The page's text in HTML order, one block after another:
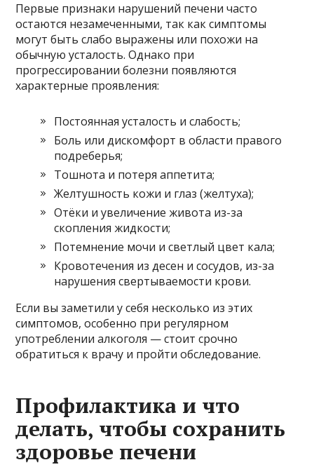
Первые признаки нарушений печени часто
остаются незамеченными, так как симптомы
могут быть слабо выражены или похожи на
обычную усталость. Однако при
прогрессировании болезни появляются
характерные проявления:
Постоянная усталость и слабость;
Боль или дискомфорт в области правого
подреберья;
Тошнота и потеря аппетита;
Желтушность кожи и глаз (желтуха);
Отёки и увеличение живота из-за
скопления жидкости;
Потемнение мочи и светлый цвет кала;
Кровотечения из десен и сосудов, из-за
нарушения свертываемости крови.
Если вы заметили у себя несколько из этих
симптомов, особенно при регулярном
употреблении алкоголя — стоит срочно
обратиться к врачу и пройти обследование.
Профилактика и что
делать, чтобы сохранить
здоровье печени